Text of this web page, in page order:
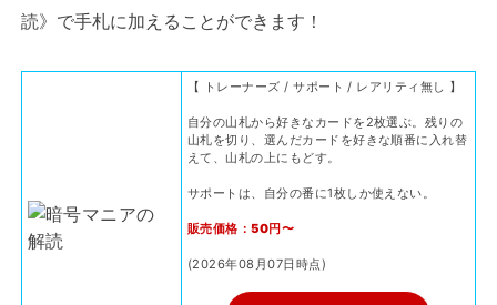
読》で手札に加えることができます！
【 トレーナーズ / サポート / レアリティ無し 】
自分の山札から好きなカードを2枚選ぶ。残りの
山札を切り、選んだカードを好きな順番に入れ替
えて、山札の上にもどす。
サポートは、自分の番に1枚しか使えない。
販売価格：50円〜
(2026年08月07日時点)